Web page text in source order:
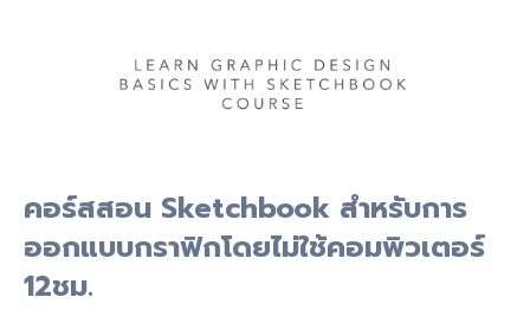
คอร์สสอน Sketchbook สำหรับการ
ออกแบบกราฟิกโดยไม่ใช้คอมพิวเตอร์
12ชม.